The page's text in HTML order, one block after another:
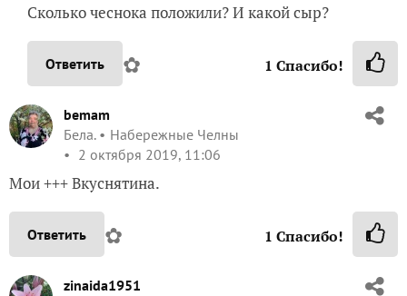
Сколько чеснока положили? И какой сыр?
Ответить ✿ 1 Спасибо!
bemam
Бела.
Набережные Челны
2 октября 2019, 11:06
Мои +++ Вкуснятина.
Ответить ✿ 1 Спасибо!
zinaida1951